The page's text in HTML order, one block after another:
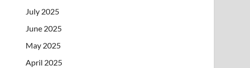
July 2025
June 2025
May 2025
April 2025